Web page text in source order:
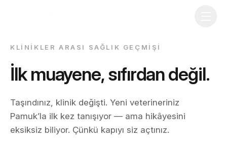
KLINIKLER ARASI SAĞLIK GEÇMIŞI
İlk muayene, sıfırdan değil.
Taşındınız, klinik değişti. Yeni veterineriniz
Pamuk’la ilk kez tanışıyor — ama hikâyesini
eksiksiz biliyor. Çünkü kapıyı siz açtınız.